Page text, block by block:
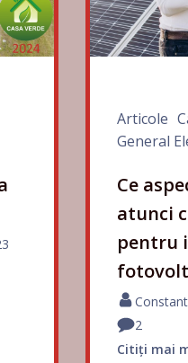
Articole
General
Ce
atunci
pentru
2
Citiți mai